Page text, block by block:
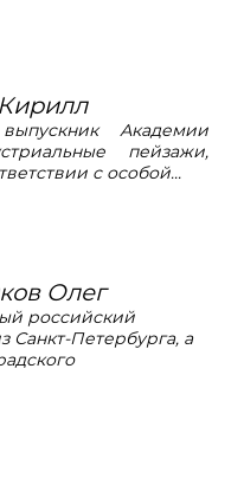
Академии
пейзажи,
с особой...
Олег
российский
Санкт-Петербурга, а